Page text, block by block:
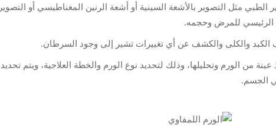
مثل التصوير بالأشعة السينية أو أشعة الرنين المغناطيسي أو التصوير
الرئيسي للمرض وحجمه.
الكبد والكلى والكشف عن أي تغييرات تشير إلى وجود السرطان.
عينة من الورم وتحليلها، وذلك لتحديد نوع الورم والخطة العلاجية، ويتم تحديد
الجسم.